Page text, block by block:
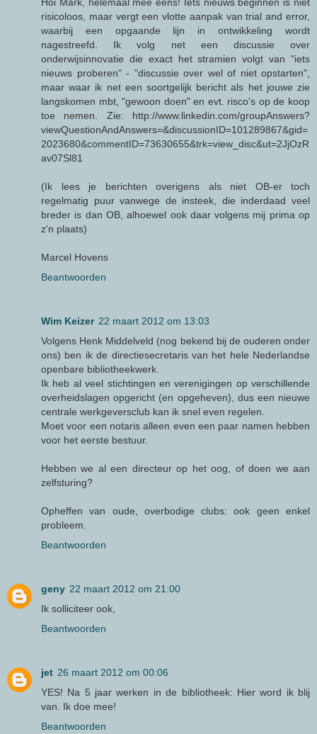
risicoloos, maar vergt een vlotte aanpak van trial and error,
waarbij een opgaande lijn in ontwikkeling wordt
nagestreefd. Ik volg net een discussie over
onderwijsinnovatie die exact het stramien volgt van "iets
nieuws proberen" - "discussie over wel of niet opstarten",
maar waar ik net een soortgelijk bericht als het jouwe zie
langskomen mbt, "gewoon doen" en evt. risco's op de koop
toe nemen. Zie: http://www.linkedin.com/groupAnswers?
viewQuestionAndAnswers=&discussionID=101289867&gid=
2023680&commentID=73630655&trk=view_disc&ut=2JjOzR
av07Sl81
(Ik lees je berichten overigens als niet OB-er toch
regelmatig puur vanwege de insteek, die inderdaad veel
breder is dan OB, alhoewel ook daar volgens mij prima op
z'n plaats)
Marcel Hovens
Beantwoorden
Wim Keizer 22 maart 2012 om 13:03
Volgens Henk Middelveld (nog bekend bij de ouderen onder
ons) ben ik de directiesecretaris van het hele Nederlandse
openbare bibliotheekwerk.
Ik heb al veel stichtingen en verenigingen op verschillende
overheidslagen opgericht (en opgeheven), dus een nieuwe
centrale werkgeversclub kan ik snel even regelen.
Moet voor een notaris alleen even een paar namen hebben
voor het eerste bestuur.
Hebben we al een directeur op het oog, of doen we aan
zelfsturing?
Opheffen van oude, overbodige clubs: ook geen enkel
probleem.
Beantwoorden
geny 22 maart 2012 om 21:00
Ik solliciteer ook,
Beantwoorden
jet 26 maart 2012 om 00:06
YES! Na 5 jaar werken in de bibliotheek: Hier word ik blij
van. Ik doe mee!
Beantwoorden